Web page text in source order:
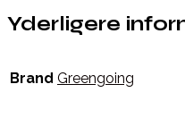
Yderligere
Brand Greengoing